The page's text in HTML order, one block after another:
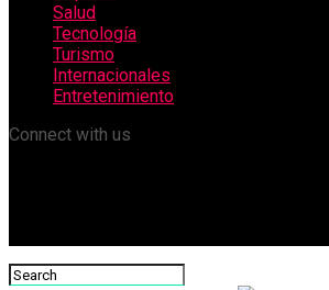
Salud
Tecnología
Turismo
Internacionales
Entretenimiento
Connect with us